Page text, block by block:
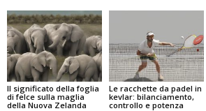
Il significato della foglia
di felce sulla maglia
della Nuova Zelanda
Le racchette da padel in
kevlar: bilanciamento,
controllo e potenza